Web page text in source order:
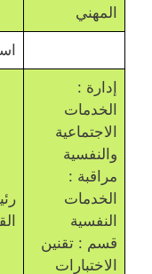
المهني
إدارة :
الخدمات
الاجتماعية
والنفسية
مراقبة :
الخدمات
النفسية
قسم : تقنين
الاختبارات